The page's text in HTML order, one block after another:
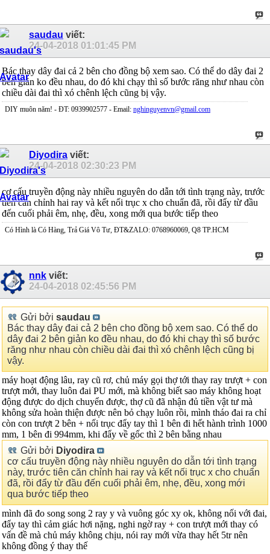
saudau viết:
24-04-2018 01:01:45 PM
Bác thay dây đai cả 2 bên cho đồng bộ xem sao. Có thể do dây đai 2
bên giản ko đều nhau, do đó khi chạy thì số bước răng như nhau còn
chiều dài đai thì xó chênh lệch cũng bị vậy.
DIY muôn năm! - ĐT: 0939902577 - Email: nghinguyenvn@gmail.com
Diyodira viết:
24-04-2018 02:30:23 PM
cơ cấu truyền động này nhiều nguyên do dẫn tới tình trạng này, trước
tiên căn chỉnh hai ray và kết nối trục x cho chuẩn đã, rồi đẩy từ đầu
đến cuối phải êm, nhẹ, đều, xong mới qua bước tiếp theo
Có Hình là Có Hàng, Trả Giá Vô Tư, ĐT&ZALO: 0768960069, Q8 TP.HCM
nnk viết:
24-04-2018 02:45:56 PM
Gửi bởi saudau
Bác thay dây đai cả 2 bên cho đồng bộ xem sao. Có thể do
dây đai 2 bên giản ko đều nhau, do đó khi chạy thì số bước
răng như nhau còn chiều dài đai thì xó chênh lệch cũng bị
vậy.
máy hoạt động lâu, ray cũ rơ, chủ máy gọi thợ tới thay ray trượt + con
trượt mới, thay luôn đai PU mới, mà không biết sao máy không hoạt
động được do dịch chuyển được, thợ cũ đã nhận đủ tiền vật tư mà
không sửa hoàn thiện được nên bỏ chạy luôn rồi, mình tháo đai ra chỉ
còn con trượt 2 bên + nối trục đẩy tay thì 1 bên đi hết hành trình 1000
mm, 1 bên đi 994mm, khi đẩy về gốc thì 2 bên bằng nhau
Gửi bởi Diyodira
cơ cấu truyền động này nhiều nguyên do dẫn tới tình trạng
này, trước tiên căn chỉnh hai ray và kết nối trục x cho chuẩn
đã, rồi đẩy từ đầu đến cuối phải êm, nhẹ, đều, xong mới
qua bước tiếp theo
mình đã đo song song 2 ray y và vuông góc xy ok, không nối với đai,
đẩy tay thì cảm giác hơi nặng, nghi ngờ ray + con trượt mới thay có
vấn đề mà chủ máy không chịu, nói ray mới vừa thay hết 5tr nên
không đồng ý thay thế